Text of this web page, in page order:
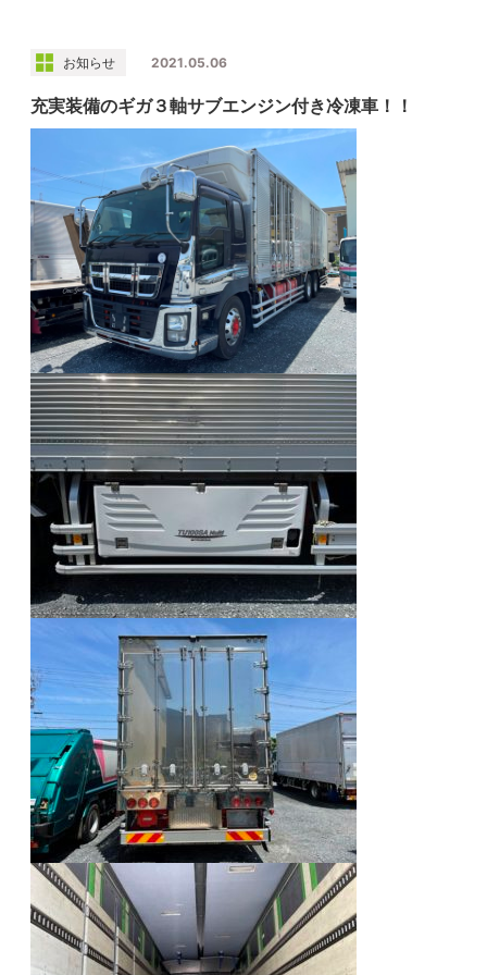
お知らせ 2021.05.06
充実装備のギガ３軸サブエンジン付き冷凍車！！